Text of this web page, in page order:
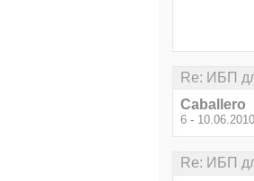
Re: ИБП
Caballero
6 -
Re: ИБП